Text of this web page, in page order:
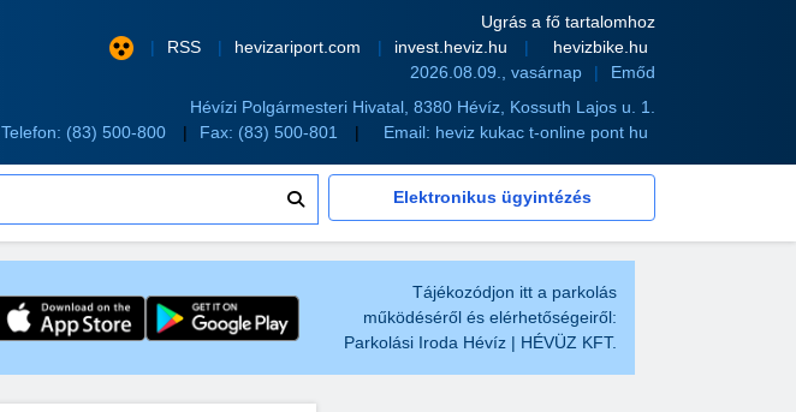
Ugrás a fő tartalomhoz
RSS
hevizariport.com invest.heviz.hu
hevizbike.hu
2026.08.09., vasárnap
Emőd
Hévízi Polgármesteri Hivatal, 8380 Hévíz, Kossuth Lajos u. 1.
Telefon: (83) 500-800 Fax: (83) 500-801 Email: heviz kukac t-online pont hu
Elektronikus ügyintézés
Tájékozódjon itt a parkolás
működéséről és elérhetőségeiről:
Parkolási Iroda Hévíz | HÉVÜZ KFT.